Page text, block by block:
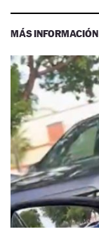
MÁS INFORMACIÓN